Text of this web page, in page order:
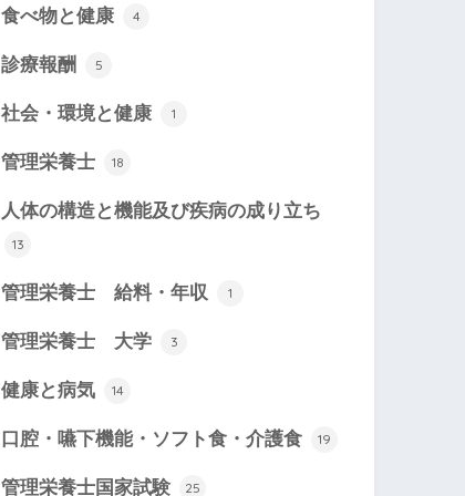
食べ物と健康 4
診療報酬 5
社会・環境と健康 1
管理栄養士 18
人体の構造と機能及び疾病の成り立ち
13
管理栄養士 給料・年収 1
管理栄養士 大学 3
健康と病気 14
口腔・嚥下機能・ソフト食・介護食 19
管理栄養士国家試験 25